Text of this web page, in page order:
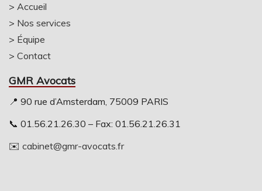
> Accueil
> Nos services
> Équipe
> Contact
GMR Avocats
📍 90 rue d’Amsterdam, 75009 PARIS
📞 01.56.21.26.30 – Fax: 01.56.21.26.31
✉️ cabinet@gmr-avocats.fr